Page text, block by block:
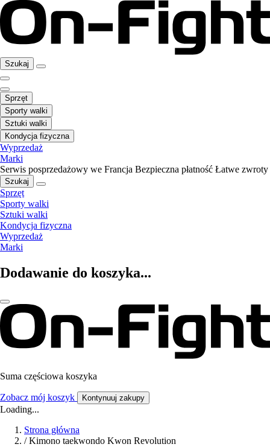
Szukaj
Sprzęt
Sporty walki
Sztuki walki
Kondycja fizyczna
Wyprzedaż
Marki
Serwis posprzedażowy we Francja Bezpieczna płatność Łatwe zwroty
Szukaj
Sprzęt
Sporty walki
Sztuki walki
Kondycja fizyczna
Wyprzedaż
Marki
Dodawanie do koszyka...
Suma częściowa koszyka
Zobacz mój koszyk Kontynuuj zakupy
Loading...
Strona główna
/ Kimono taekwondo Kwon Revolution